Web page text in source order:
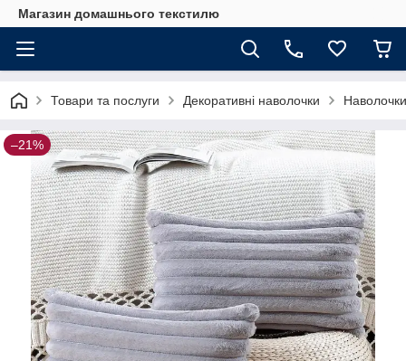
Магазин домашнього текстилю
Товари та послуги Декоративні наволочки
–21%